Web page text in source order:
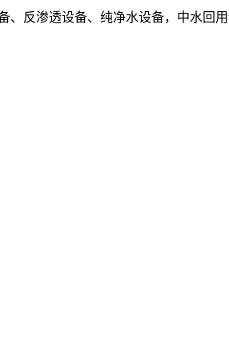
反渗透设备、纯净水设备，中水回